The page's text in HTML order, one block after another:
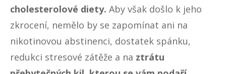
cholesterolové diety. Aby však došlo k jeho
zkrocení, nemělo by se zapomínat ani na
nikotinovou abstinenci, dostatek spánku,
redukci stresové zátěže a na ztrátu